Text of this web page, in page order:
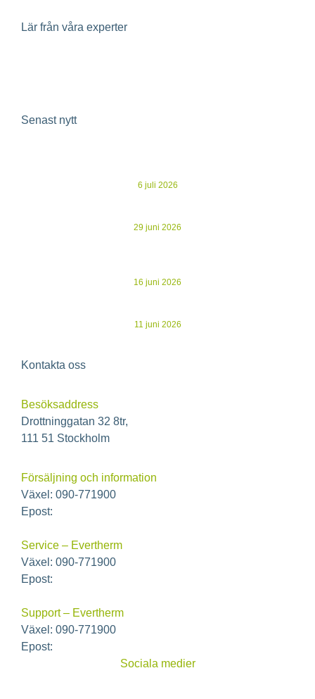
Lär från våra experter
Senast nytt
6 juli 2026
29 juni 2026
16 juni 2026
11 juni 2026
Kontakta oss
Besöksaddress
Drottninggatan 32 8tr,
111 51 Stockholm
Försäljning och information
Växel: 090-771900
Epost:
Service – Evertherm
Växel: 090-771900
Epost:
Support – Evertherm
Växel: 090-771900
Epost:
Sociala medier